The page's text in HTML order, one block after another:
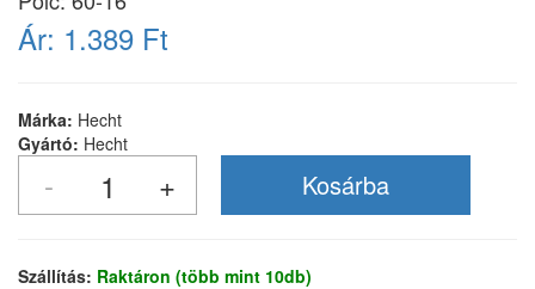
Ár: 1.389 Ft
Márka: Hecht
Gyártó: Hecht
Szállítás: Raktáron (több mint 10db)